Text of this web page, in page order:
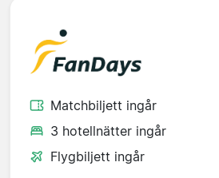
Matchbiljett ingår
3 hotellnätter ingår
Flygbiljett ingår